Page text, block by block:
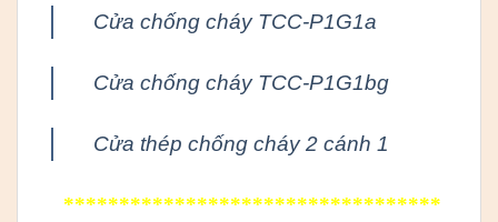
Cửa chống cháy TCC-P1G1a
Cửa chống cháy TCC-P1G1bg
Cửa thép chống cháy 2 cánh 1
**********************************